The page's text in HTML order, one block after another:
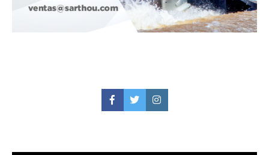
FacebookTwitterInstagram